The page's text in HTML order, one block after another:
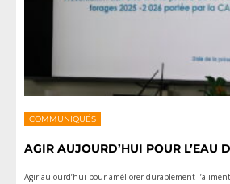
COMMUNIQUÉS
AGIR AUJOURD’HUI POUR L’EAU
Agir aujourd’hui pour améliorer durablement